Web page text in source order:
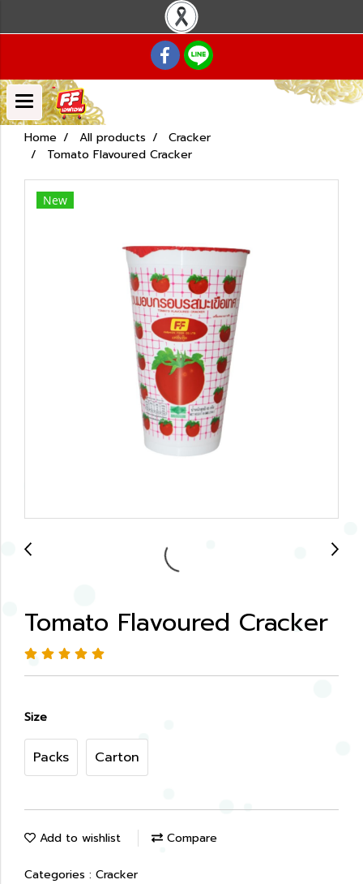
Home All products
Cracker
Tomato Flavoured Cracker
New
Tomato Flavoured Cracker
Size
Packs Carton
Add to wishlist Compare
Categories : Cracker